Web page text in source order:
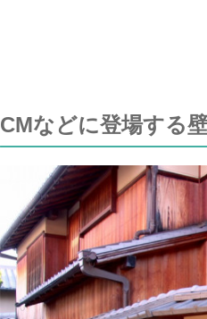
CMなどに登場する